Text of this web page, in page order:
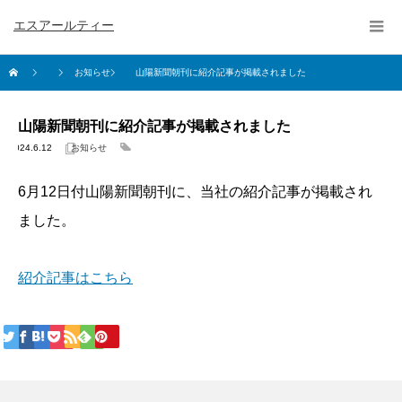
エスアールティー
お知らせ 山陽新聞朝刊に紹介記事が掲載されました
山陽新聞朝刊に紹介記事が掲載されました
2024.6.12 お知らせ
6月12日付山陽新聞朝刊に、当社の紹介記事が掲載され
ました。
紹介記事はこちら